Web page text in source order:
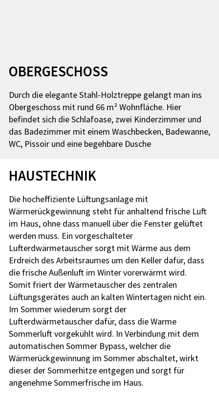
OBERGESCHOSS
Durch die elegante Stahl-Holztreppe gelangt man ins
Obergeschoss mit rund 66 m² Wohnfläche. Hier
befindet sich die Schlafoase, zwei Kinderzimmer und
das Badezimmer mit einem Waschbecken, Badewanne,
WC, Pissoir und eine begehbare Dusche
HAUSTECHNIK
Die hocheffiziente Lüftungsanlage mit
Wärmerückgewinnung steht für anhaltend frische Luft
im Haus, ohne dass manuell über die Fenster gelüftet
werden muss. Ein vorgeschalteter
Lufterdwärmetauscher sorgt mit Wärme aus dem
Erdreich des Arbeitsraumes um den Keller dafür, dass
die frische Außenluft im Winter vorerwärmt wird.
Somit friert der Wärmetauscher des zentralen
Lüftungsgerätes auch an kalten Wintertagen nicht ein.
Im Sommer wiederum sorgt der
Lufterdwärmetauscher dafür, dass die Warme
Sommerluft vorgekühlt wird. In Verbindung mit dem
automatischen Sommer Bypass, welcher die
Wärmerückgewinnung im Sommer abschaltet, wirkt
dieser der Sommerhitze entgegen und sorgt für
angenehme Sommerfrische im Haus.